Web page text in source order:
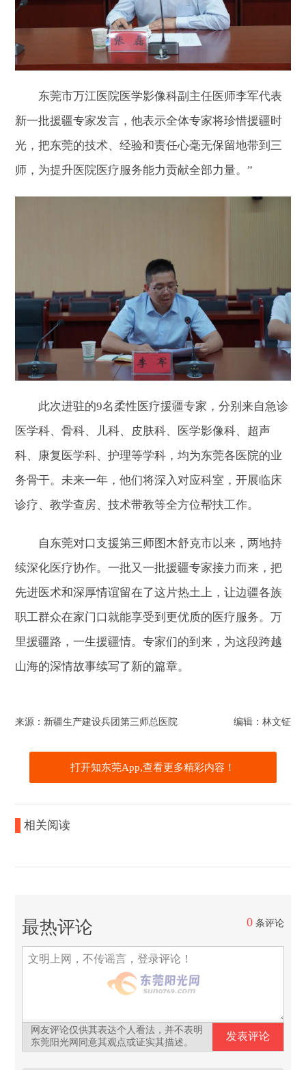
东莞市万江医院医学影像科副主任医师李军代表
新一批援疆专家发言，他表示全体专家将珍惜援疆时
光，把东莞的技术、经验和责任心毫无保留地带到三
师，为提升医院医疗服务能力贡献全部力量。”
此次进驻的9名柔性医疗援疆专家，分别来自急诊
医学科、骨科、儿科、皮肤科、医学影像科、超声
科、康复医学科、护理等学科，均为东莞各医院的业
务骨干。未来一年，他们将深入对应科室，开展临床
诊疗、教学查房、技术带教等全方位帮扶工作。
自东莞对口支援第三师图木舒克市以来，两地持
续深化医疗协作。一批又一批援疆专家接力而来，把
先进医术和深厚情谊留在了这片热土上，让边疆各族
职工群众在家门口就能享受到更优质的医疗服务。万
里援疆路，一生援疆情。专家们的到来，为这段跨越
山海的深情故事续写了新的篇章。
来源：新疆生产建设兵团第三师总医院 编辑：林文钲
打开知东莞App,查看更多精彩内容！
相关阅读
最热评论 0 条评论
网友评论仅供其表达个人看法，并不表明
东莞阳光网同意其观点或证实其描述。